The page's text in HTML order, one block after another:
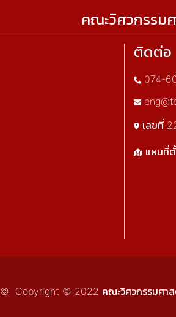
คณะวิศวกรรม
ติดต่อ
074-
เลขที่
แผนที่
© Copyright © 2022 คณะวิศวกรรมศาส